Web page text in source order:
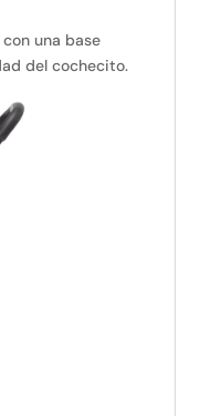
una base
del cochecito.